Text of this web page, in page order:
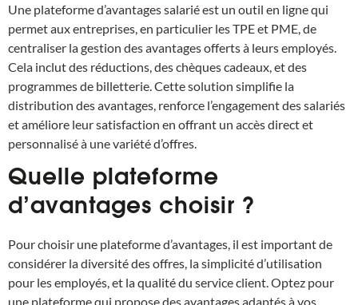
Une plateforme d’avantages salarié est un outil en ligne qui
permet aux entreprises, en particulier les TPE et PME, de
centraliser la gestion des avantages offerts à leurs employés.
Cela inclut des réductions, des chèques cadeaux, et des
programmes de billetterie. Cette solution simplifie la
distribution des avantages, renforce l’engagement des salariés
et améliore leur satisfaction en offrant un accès direct et
personnalisé à une variété d’offres.
Quelle plateforme
d’avantages choisir ?
Pour choisir une plateforme d’avantages, il est important de
considérer la diversité des offres, la simplicité d’utilisation
pour les employés, et la qualité du service client. Optez pour
une plateforme qui propose des avantages adaptés à vos